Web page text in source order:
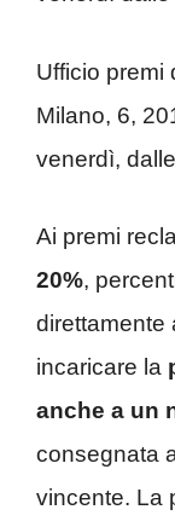
Ufficio premi
Milano, 6,
venerdì,
Ai premi
20%,
direttamente
incaricare la
anche a un
consegnata
vincente. La